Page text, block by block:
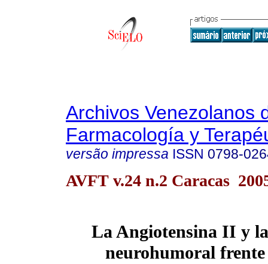
Archivos Venezolanos
Farmacología y
versão impressa ISSN 0798-
AVFT v.24 n.2 Caracas
La Angiotensina II y
neurohumoral frente